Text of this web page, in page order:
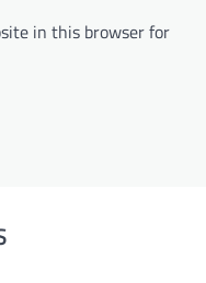
in this browser for